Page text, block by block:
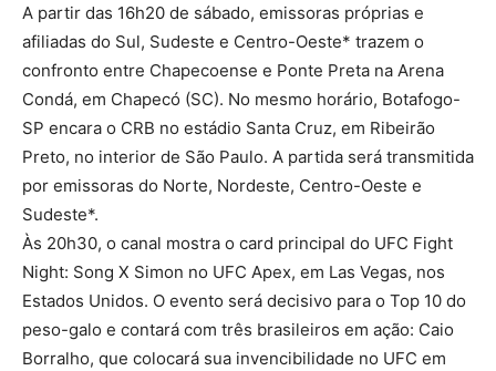
A partir das 16h20 de sábado, emissoras próprias e
afiliadas do Sul, Sudeste e Centro-Oeste* trazem o
confronto entre Chapecoense e Ponte Preta na Arena
Condá, em Chapecó (SC). No mesmo horário, Botafogo-
SP encara o CRB no estádio Santa Cruz, em Ribeirão
Preto, no interior de São Paulo. A partida será transmitida
por emissoras do Norte, Nordeste, Centro-Oeste e
Sudeste*.
Às 20h30, o canal mostra o card principal do UFC Fight
Night: Song X Simon no UFC Apex, em Las Vegas, nos
Estados Unidos. O evento será decisivo para o Top 10 do
peso-galo e contará com três brasileiros em ação: Caio
Borralho, que colocará sua invencibilidade no UFC em